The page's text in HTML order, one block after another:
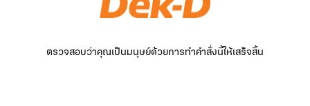
ตรวจสอบว่าคุณเป็นมนุษย์ด้วยการทำคำสั่งนี้ให้เสร็จสิ้น